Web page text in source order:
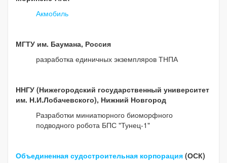
Акмобиль
МГТУ им. Баумана, Россия
разработка единичных экземпляров ТНПА
ННГУ (Нижегородский государственный университет
им. Н.И.Лобачевского), Нижний Новгород
Разработки миниатюрного биоморфного
подводного робота БПС "Тунец-1"
Объединенная судостроительная корпорация (ОСК)